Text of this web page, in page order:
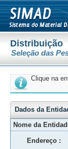
Distribuição
Seleção das
Clique na
Dados da
Nome da
Endereço :